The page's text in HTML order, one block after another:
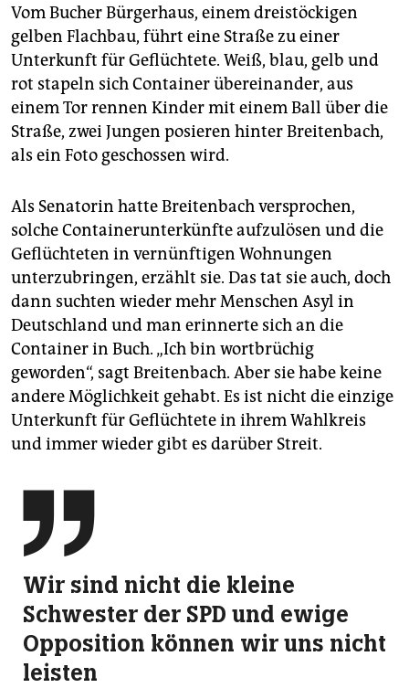
Vom Bucher Bürgerhaus, einem dreistöckigen
gelben Flachbau, führt eine Straße zu einer
Unterkunft für Geflüchtete. Weiß, blau, gelb und
rot stapeln sich Container übereinander, aus
einem Tor rennen Kinder mit einem Ball über die
Straße, zwei Jungen posieren hinter Breitenbach,
als ein Foto geschossen wird.
Als Senatorin hatte Breitenbach versprochen,
solche Containerunterkünfte aufzulösen und die
Geflüchteten in vernünftigen Wohnungen
unterzubringen, erzählt sie. Das tat sie auch, doch
dann suchten wieder mehr Menschen Asyl in
Deutschland und man erinnerte sich an die
Container in Buch. „Ich bin wortbrüchig
geworden“, sagt Breitenbach. Aber sie habe keine
andere Möglichkeit gehabt. Es ist nicht die einzige
Unterkunft für Geflüchtete in ihrem Wahlkreis
und immer wieder gibt es darüber Streit.

Wir sind nicht die kleine
Schwester der SPD und ewige
Opposition können wir uns nicht
leisten